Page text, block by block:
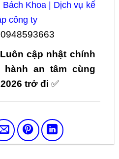
Bách Khoa | Dịch vụ kế
công ty
cập nhật chính
an tâm cùng
trở đi ✅